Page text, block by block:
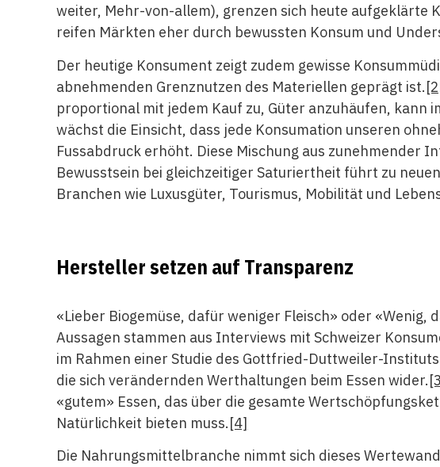
weiter, Mehr-von-allem), grenzen sich heute aufgeklärte
reifen Märkten eher durch bewussten Konsum und
Der heutige Konsument zeigt zudem gewisse
abnehmenden Grenznutzen des Materiellen geprägt ist.
proportional mit jedem Kauf zu, Güter anzuhäufen, kann
wächst die Einsicht, dass jede Konsumation unseren
Fussabdruck erhöht. Diese Mischung aus zunehmender
Bewusstsein bei gleichzeitiger Saturiertheit führt zu
Branchen wie Luxusgüter, Tourismus, Mobilität und
Hersteller setzen auf Transparenz
«Lieber Biogemüse, dafür weniger Fleisch» oder «Wenig,
Aussagen stammen aus Interviews mit Schweizer
im Rahmen einer Studie des Gottfried-Duttweiler-
die sich verändernden Werthaltungen beim Essen wider.
«gutem» Essen, das über die gesamte
Natürlichkeit bieten muss.[4]
Die Nahrungsmittelbranche nimmt sich dieses